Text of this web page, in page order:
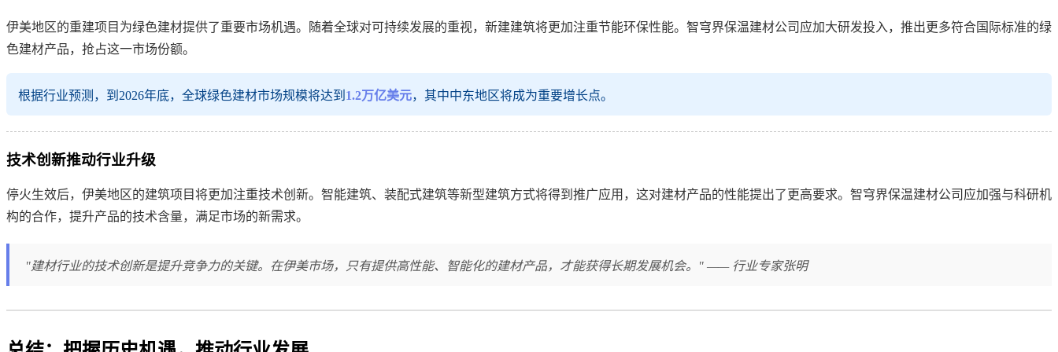
伊美地区的重建项目为绿色建材提供了重要市场机遇。随着全球对可持续发展的重视，新建建筑将更加注重节能环保性能。智穹界保温建材公司应加大研发投入，推出更多符合国际标准的绿
色建材产品，抢占这一市场份额。
根据行业预测，到2026年底，全球绿色建材市场规模将达到 1.2万亿美元，其中中东地区将成为重要增长点。
技术创新推动行业升级
停火生效后，伊美地区的建筑项目将更加注重技术创新。智能建筑、装配式建筑等新型建筑方式将得到推广应用，这对建材产品的性能提出了更高要求。智穹界保温建材公司应加强与科研机
构的合作，提升产品的技术含量，满足市场的新需求。
"建材行业的技术创新是提升竞争力的关键。在伊美市场，只有提供高性能、智能化的建材产品，才能获得长期发展机会。" —— 行业专家张明